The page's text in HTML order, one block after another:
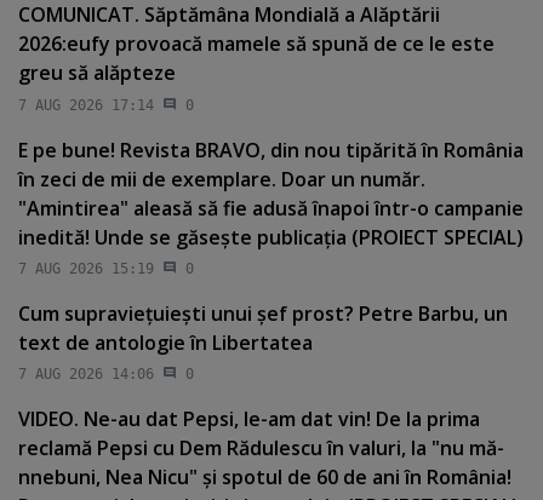
COMUNICAT. Săptămâna Mondială a Alăptării
2026:eufy provoacă mamele să spună de ce le este
greu să alăpteze
7 AUG 2026 17:14 0
E pe bune! Revista BRAVO, din nou tipărită în România
în zeci de mii de exemplare. Doar un număr.
"Amintirea" aleasă să fie adusă înapoi într-o campanie
inedită! Unde se găseşte publicaţia (PROIECT SPECIAL)
7 AUG 2026 15:19 0
Cum supravieţuieşti unui şef prost? Petre Barbu, un
text de antologie în Libertatea
7 AUG 2026 14:06 0
VIDEO. Ne-au dat Pepsi, le-am dat vin! De la prima
reclamă Pepsi cu Dem Rădulescu în valuri, la "nu mă-
nnebuni, Nea Nicu" şi spotul de 60 de ani în România!